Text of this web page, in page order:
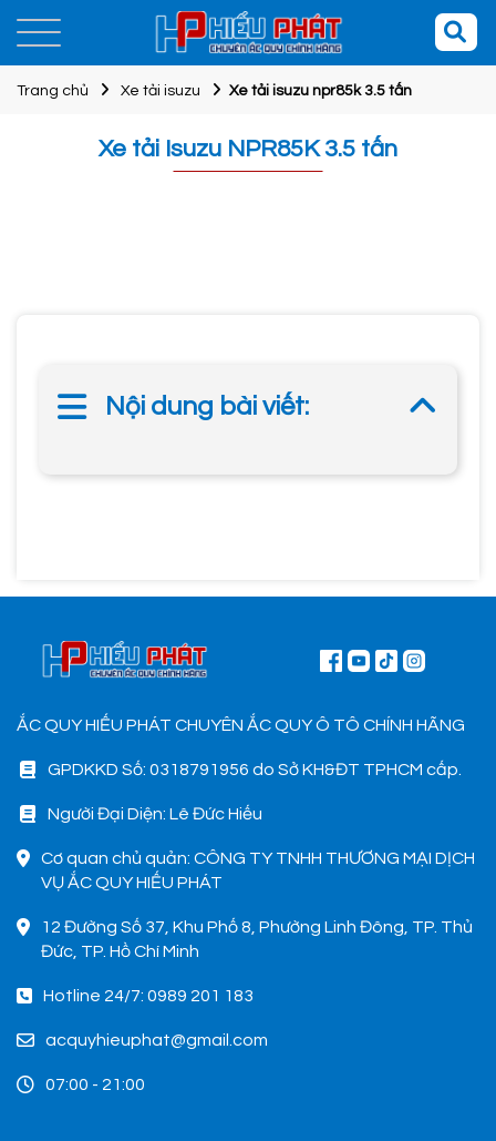
Trang chủ Xe tải isuzu Xe tải isuzu npr85k 3.5 tấn
Xe tải Isuzu NPR85K 3.5 tấn
Nội dung bài viết:
ẮC QUY HIẾU PHÁT CHUYÊN ẮC QUY Ô TÔ CHÍNH HÃNG
GPDKKD Số: 0318791956 do Sở KH&ĐT TPHCM cấp.
Người Đại Diện: Lê Đức Hiếu
Cơ quan chủ quản: CÔNG TY TNHH THƯƠNG MẠI DỊCH
VỤ ẮC QUY HIẾU PHÁT
12 Đường Số 37, Khu Phố 8, Phường Linh Đông, TP. Thủ
Đức, TP. Hồ Chí Minh
Hotline 24/7: 0989 201 183
acquyhieuphat@gmail.com
07:00 - 21:00